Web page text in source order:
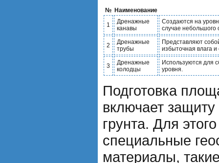
№ Наименование
1
Дренажные
канавы
Создаются на
случае небольшого
2
Дренажные
трубы
Представляют
избыточная влага
3
Дренажные
колодцы
Используются для
уровня.
Подготовка
включает
грунта. Для
специальные
материалы,